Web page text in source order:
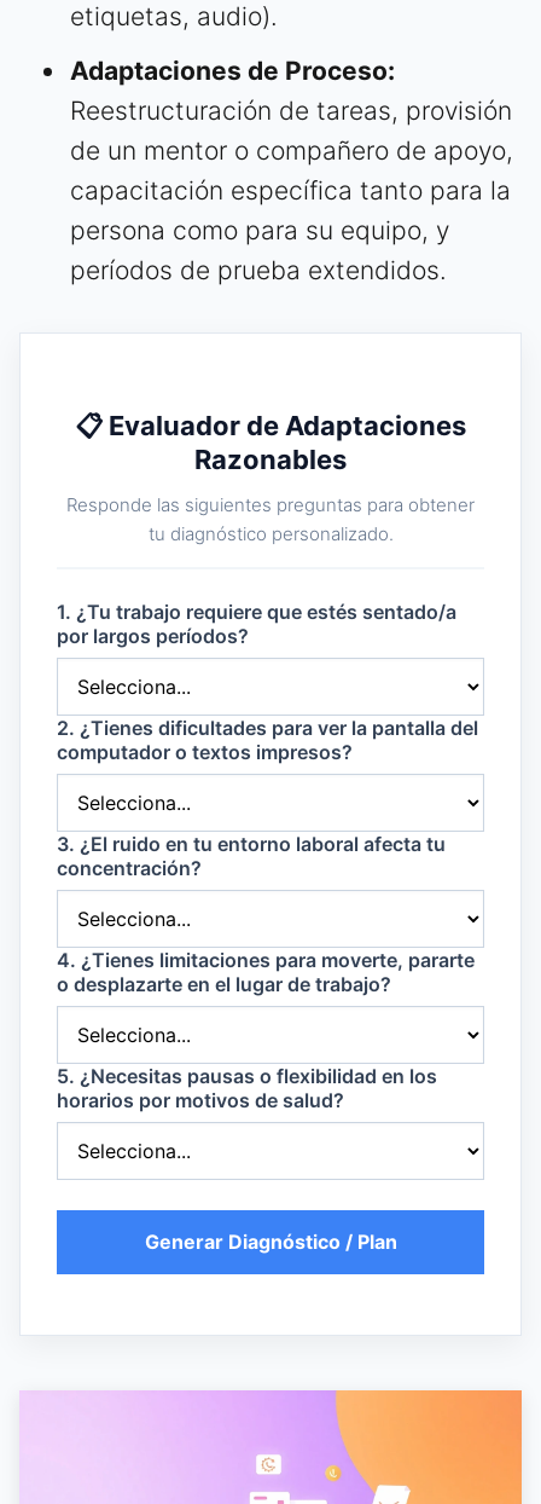
etiquetas, audio).
Adaptaciones de Proceso:
Reestructuración de tareas, provisión
de un mentor o compañero de apoyo,
capacitación específica tanto para la
persona como para su equipo, y
períodos de prueba extendidos.
📋 Evaluador de Adaptaciones
Razonables
Responde las siguientes preguntas para obtener
tu diagnóstico personalizado.
1. ¿Tu trabajo requiere que estés sentado/a
por largos períodos?
2. ¿Tienes dificultades para ver la pantalla del
computador o textos impresos?
3. ¿El ruido en tu entorno laboral afecta tu
concentración?
4. ¿Tienes limitaciones para moverte, pararte
o desplazarte en el lugar de trabajo?
5. ¿Necesitas pausas o flexibilidad en los
horarios por motivos de salud?
Generar Diagnóstico / Plan